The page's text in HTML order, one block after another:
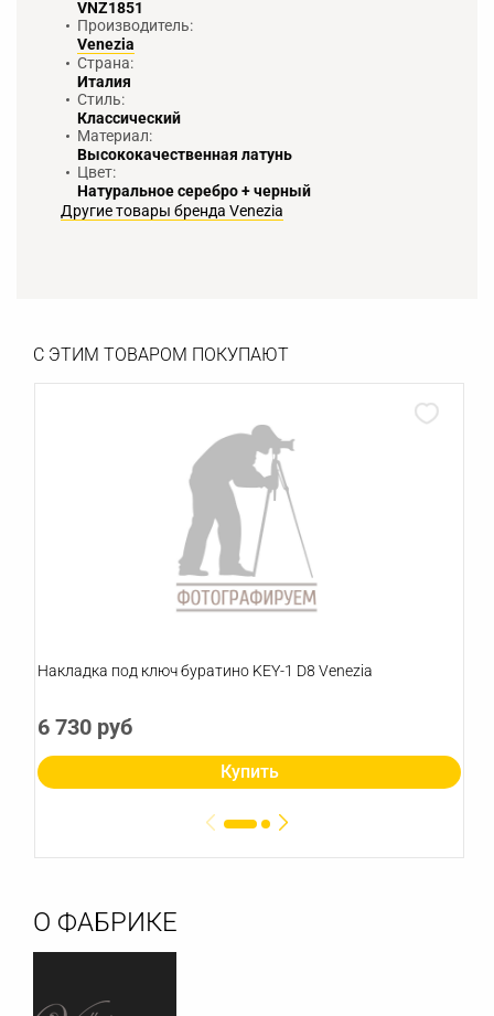
VNZ1851
Производитель:
Venezia
Страна:
Италия
Стиль:
Классический
Материал:
Высококачественная латунь
Цвет:
Натуральное серебро + черный
Другие товары бренда Venezia
С ЭТИМ ТОВАРОМ ПОКУПАЮТ
Накладка под ключ буратино KEY-1 D8 Venezia
6 730 руб
Купить
О ФАБРИКЕ